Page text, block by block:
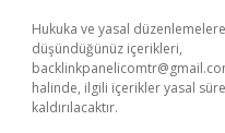
Hukuka ve yasal
düşündüğünüz içerikleri,
halinde, ilgili içerikler yasal
kaldırılacaktır.